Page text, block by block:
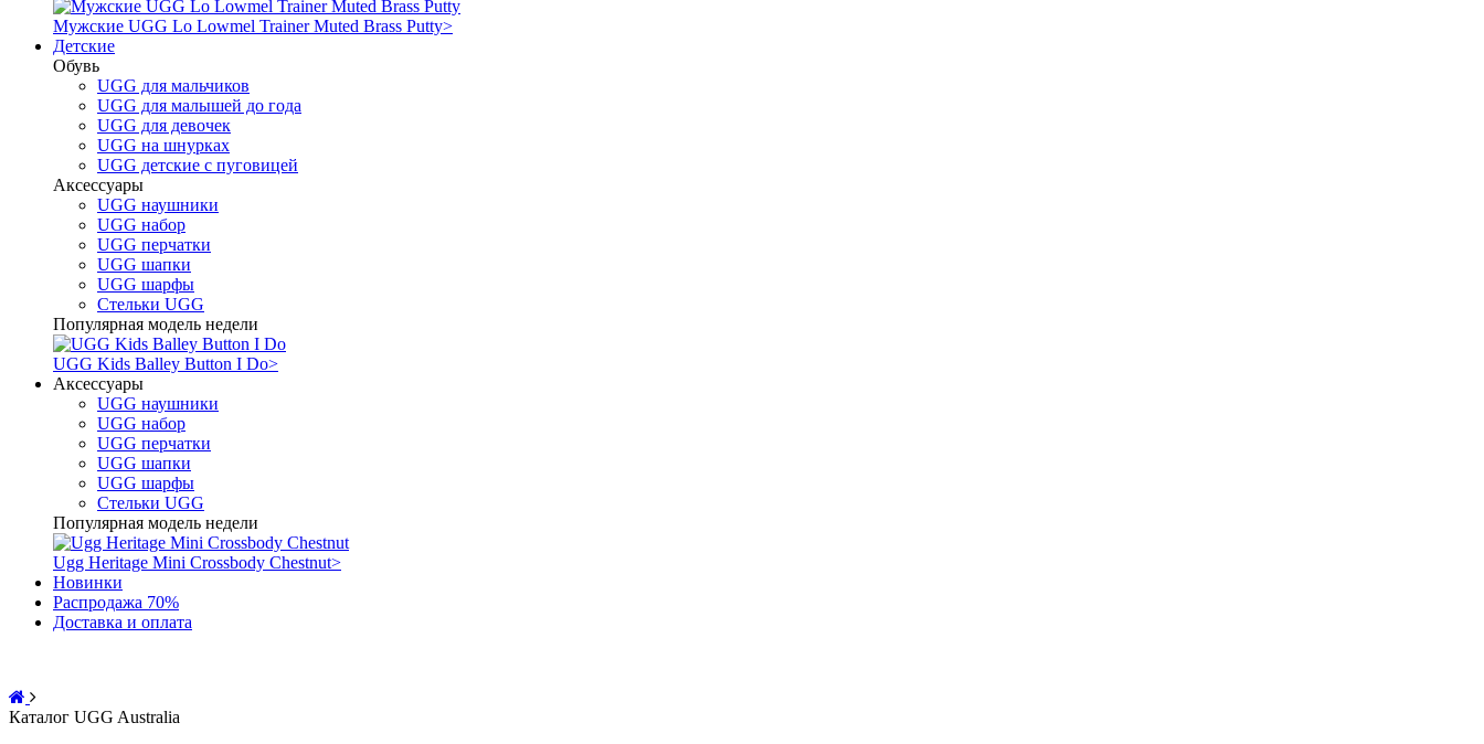
Мужские UGG Lo Lowmel Trainer Muted Brass Putty>
Детские
Обувь
UGG для мальчиков
UGG для малышей до года
UGG для девочек
UGG на шнурках
UGG детские с пуговицей
Аксессуары
UGG наушники
UGG набор
UGG перчатки
UGG шапки
UGG шарфы
Стельки UGG
Популярная модель недели
UGG Kids Balley Button I Do>
Аксессуары
UGG наушники
UGG набор
UGG перчатки
UGG шапки
UGG шарфы
Стельки UGG
Популярная модель недели
Ugg Heritage Mini Crossbody Chestnut>
Новинки
Распродажа 70%
Доставка и оплата
Каталог UGG Australia